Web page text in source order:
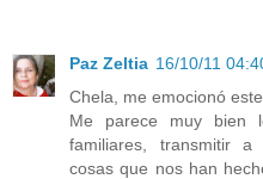
Paz Zeltia 16/10/11
Chela, me emocionó
Me parece muy bien
familiares, transmitir
cosas que nos han